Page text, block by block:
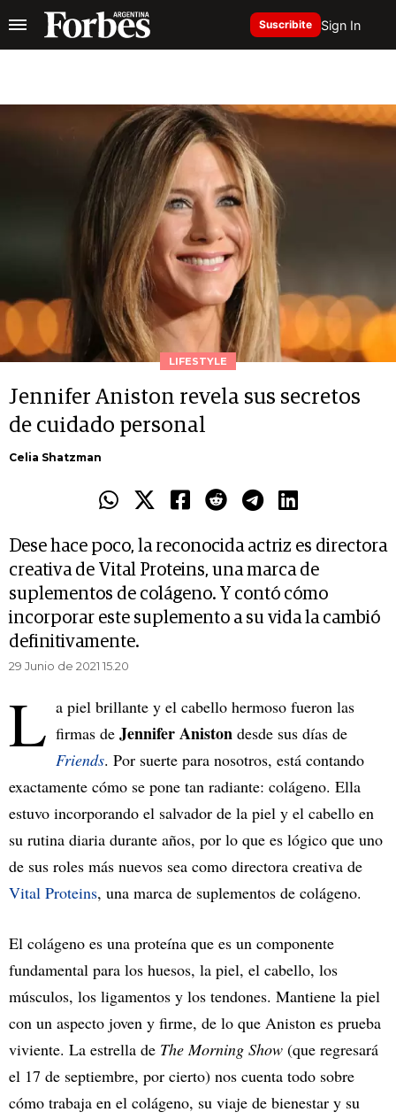
Suscribite Sign In
LIFESTYLE
Jennifer Aniston revela sus secretos
de cuidado personal
Celia Shatzman
Dese hace poco, la reconocida actriz es directora
creativa de Vital Proteins, una marca de
suplementos de colágeno. Y contó cómo
incorporar este suplemento a su vida la cambió
definitivamente.
29 Junio de 2021 15.20
L a piel brillante y el cabello hermoso fueron las
firmas de Jennifer Aniston desde sus días de
Friends. Por suerte para nosotros, está contando
exactamente cómo se pone tan radiante: colágeno. Ella
estuvo incorporando el salvador de la piel y el cabello en
su rutina diaria durante años, por lo que es lógico que uno
de sus roles más nuevos sea como directora creativa de
Vital Proteins, una marca de suplementos de colágeno.
El colágeno es una proteína que es un componente
fundamental para los huesos, la piel, el cabello, los
músculos, los ligamentos y los tendones. Mantiene la piel
con un aspecto joven y firme, de lo que Aniston es prueba
viviente. La estrella de The Morning Show (que regresará
el 17 de septiembre, por cierto) nos cuenta todo sobre
cómo trabaja en el colágeno, su viaje de bienestar y su